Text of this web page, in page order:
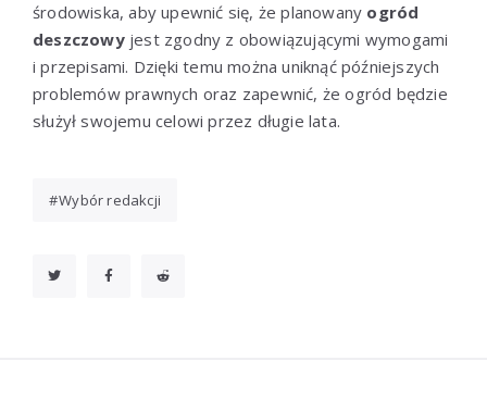
środowiska, aby upewnić się, że planowany ogród
deszczowyjest zgodny z obowiązującymi wymogami
i przepisami. Dzięki temu można uniknąć późniejszych
problemów prawnych oraz zapewnić, że ogród będzie
służył swojemu celowi przez długie lata.
Wybór redakcji